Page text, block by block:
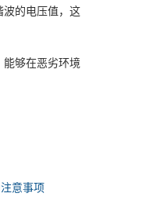
的电压值，这
够在恶劣环境
意事项